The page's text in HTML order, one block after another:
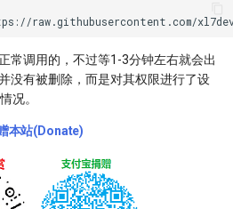
常调用的，不过等1-3分钟左右就会出
没有被删除，而是对其权限进行了设
况。
本站(Donate)